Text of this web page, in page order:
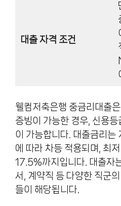
대출 자격 조건
웰컴저축은행 중금리대출
증빙이 가능한 경우, 신용
이 가능합니다. 대출금리는
에 따라 차등 적용되며, 최
17.5%까지입니다. 대출자
서, 계약직 등 다양한 직군
들이 해당됩니다.